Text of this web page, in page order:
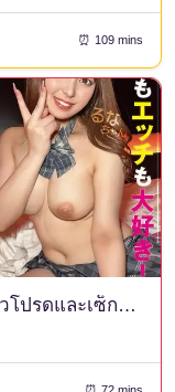
⏰ 109 mins
DORI-123 Paco Tori No.123 ชอบตัวโปรดและเซ็กส์! ฉันเสนอเงินเพิ่ม และเธอก็ตกลงมีเซ็กส์โดยไม่ใช้ถุงยาง ดังนั้น ฉันจึงเข้าไปในตัวเธอ! ลูน่าจัง